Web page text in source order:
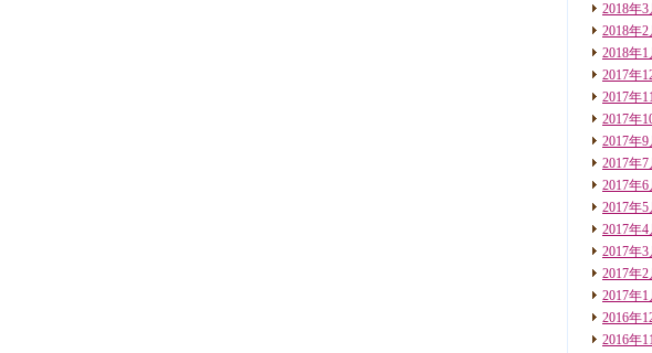
2018年3
2018年2
2018年1
2017年
2017年
2017年
2017年9
2017年7
2017年6
2017年5
2017年4
2017年3
2017年2
2017年1
2016年
2016年